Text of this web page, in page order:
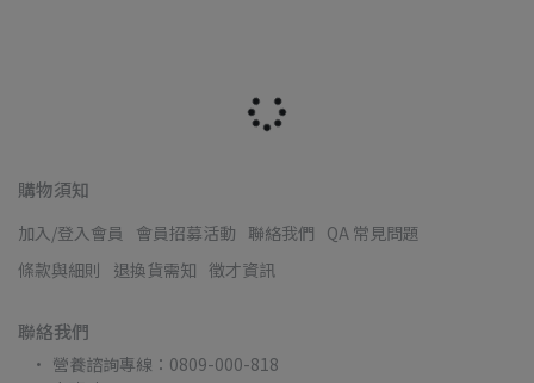
購物須知
加入/登入會員 會員招募活動 聯絡我們 QA 常見問題
條款與細則
退換貨需知 徵才資訊
聯絡我們
營養諮詢專線：0809-000-818